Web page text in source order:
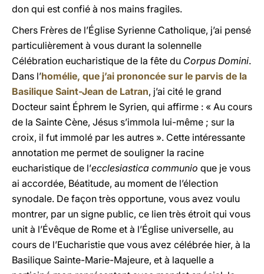
don qui est confié à nos mains fragiles.
Chers Frères de l’Église Syrienne Catholique, j’ai pensé
particulièrement à vous durant la solennelle
Célébration eucharistique de la fête du Corpus Domini.
Dans l’homélie, que j’ai prononcée sur le parvis de la
Basilique Saint-Jean de Latran, j’ai cité le grand
Docteur saint Éphrem le Syrien, qui affirme : « Au cours
de la Sainte Cène, Jésus s’immola lui-même ; sur la
croix, il fut immolé par les autres ». Cette intéressante
annotation me permet de souligner la racine
eucharistique de l’ecclesiastica communio que je vous
ai accordée, Béatitude, au moment de l’élection
synodale. De façon très opportune, vous avez voulu
montrer, par un signe public, ce lien très étroit qui vous
unit à l’Évêque de Rome et à l’Église universelle, au
cours de l’Eucharistie que vous avez célébrée hier, à la
Basilique Sainte-Marie-Majeure, et à laquelle a